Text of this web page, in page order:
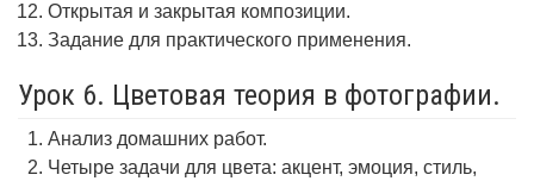
Открытая и закрытая композиции.
Задание для практического применения.
Урок 6. Цветовая теория в фотографии.
Анализ домашних работ.
Четыре задачи для цвета: акцент, эмоция, стиль,